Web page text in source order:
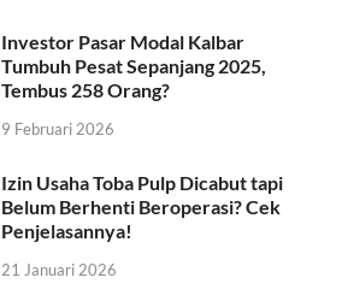
Investor Pasar Modal Kalbar
Tumbuh Pesat Sepanjang 2025,
Tembus 258 Orang?
9 Februari 2026
Izin Usaha Toba Pulp Dicabut tapi
Belum Berhenti Beroperasi? Cek
Penjelasannya!
21 Januari 2026